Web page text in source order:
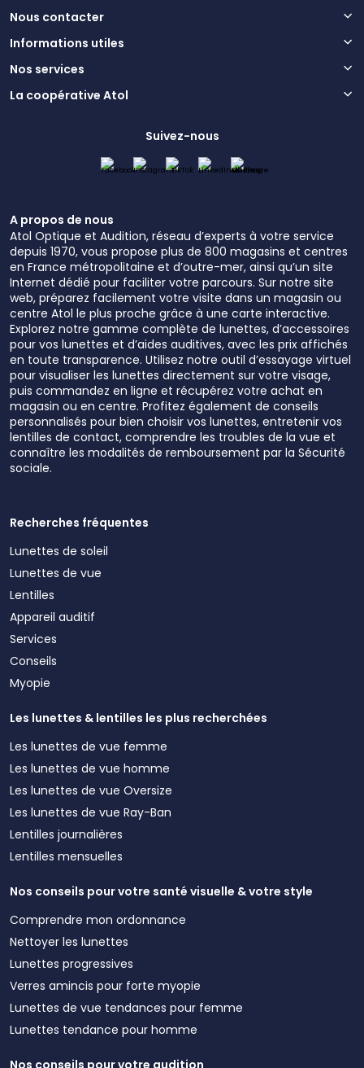
Nous contacter
Informations utiles
Nos services
La coopérative Atol
Suivez-nous
A propos de nous
Atol Optique et Audition, réseau d’experts à votre service
depuis 1970, vous propose plus de 800 magasins et centres
en France métropolitaine et d’outre-mer, ainsi qu’un site
Internet dédié pour faciliter votre parcours. Sur notre site
web, préparez facilement votre visite dans un magasin ou
centre Atol le plus proche grâce à une carte interactive.
Explorez notre gamme complète de lunettes, d’accessoires
pour vos lunettes et d’aides auditives, avec les prix affichés
en toute transparence. Utilisez notre outil d’essayage virtuel
pour visualiser les lunettes directement sur votre visage,
puis commandez en ligne et récupérez votre achat en
magasin ou en centre. Profitez également de conseils
personnalisés pour bien choisir vos lunettes, entretenir vos
lentilles de contact, comprendre les troubles de la vue et
connaître les modalités de remboursement par la Sécurité
sociale.
Recherches fréquentes
Lunettes de soleil
Lunettes de vue
Lentilles
Appareil auditif
Services
Conseils
Myopie
Les lunettes & lentilles les plus recherchées
Les lunettes de vue femme
Les lunettes de vue homme
Les lunettes de vue Oversize
Les lunettes de vue Ray-Ban
Lentilles journalières
Lentilles mensuelles
Nos conseils pour votre santé visuelle & votre style
Comprendre mon ordonnance
Nettoyer les lunettes
Lunettes progressives
Verres amincis pour forte myopie
Lunettes de vue tendances pour femme
Lunettes tendance pour homme
Nos conseils pour votre audition